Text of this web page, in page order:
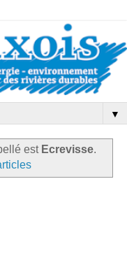
▼
est Ecrevisse.